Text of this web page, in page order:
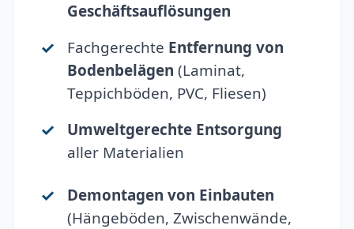
Geschäftsauflösungen
Fachgerechte Entfernung von
Bodenbelägen (Laminat,
Teppichböden, PVC, Fliesen)
Umweltgerechte Entsorgung
aller Materialien
Demontagen von Einbauten
(Hängeböden, Zwischenwände,